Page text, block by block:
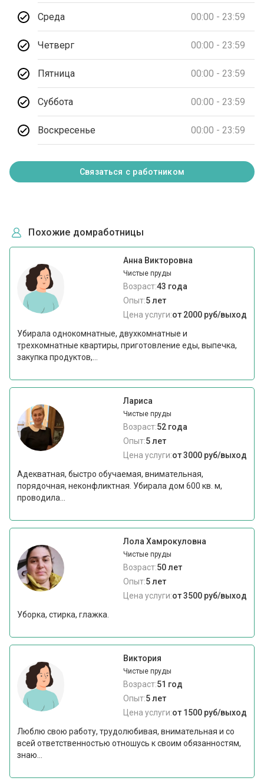
Среда 00:00 - 23:59
Четверг 00:00 - 23:59
Пятница 00:00 - 23:59
Суббота 00:00 - 23:59
Воскресенье 00:00 - 23:59
Связаться с работником
Похожие домработницы
Анна Викторовна
Чистые пруды
Возраст:43 года
Опыт:5 лет
Цена услуги:от 2000 руб/выход
Убирала однокомнатные, двухкомнатные и
трехкомнатные квартиры, приготовление еды, выпечка,
закупка продуктов,...
Лариса
Чистые пруды
Возраст:52 года
Опыт:5 лет
Цена услуги:от 3000 руб/выход
Адекватная, быстро обучаемая, внимательная,
порядочная, неконфликтная. Убирала дом 600 кв. м,
проводила...
Лола Хамрокуловна
Чистые пруды
Возраст:50 лет
Опыт:5 лет
Цена услуги:от 3500 руб/выход
Уборка, стирка, глажка.
Виктория
Чистые пруды
Возраст:51 год
Опыт:5 лет
Цена услуги:от 1500 руб/выход
Люблю свою работу, трудолюбивая, внимательная и со
всей ответственностью отношусь к своим обязанностям,
знаю...